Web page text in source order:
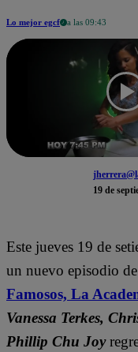
Lo mejor egcf a las 09:43
19 de
Este jueves 19 de
un nuevo episodio
Famosos, La
Vanessa Terkes,
Phillip Chu Joy